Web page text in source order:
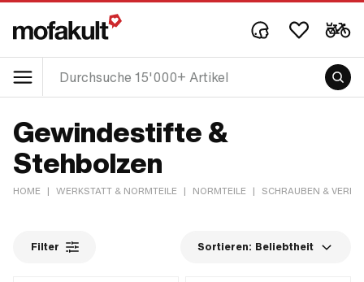
Gewindestifte &
Stehbolzen
HOME | WERKSTATT & NORMTEILE | NORMTEILE | SCHRAUBEN &
Filter Sortieren: Beliebtheit